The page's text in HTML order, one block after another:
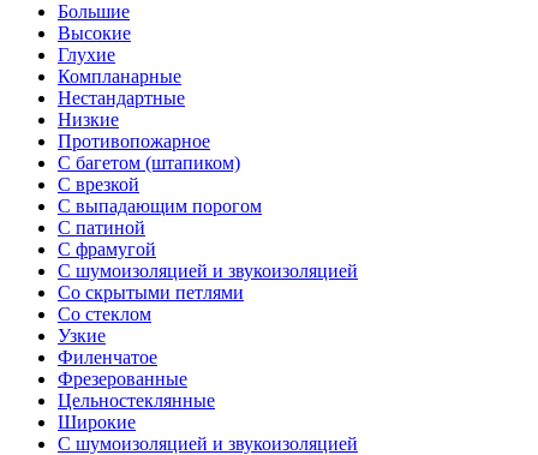
Большие
Высокие
Глухие
Компланарные
Нестандартные
Низкие
Противопожарное
С багетом (штапиком)
С врезкой
С выпадающим порогом
С патиной
С фрамугой
С шумоизоляцией и звукоизоляцией
Со скрытыми петлями
Со стеклом
Узкие
Филенчатое
Фрезерованные
Цельностеклянные
Широкие
С шумоизоляцией и звукоизоляцией